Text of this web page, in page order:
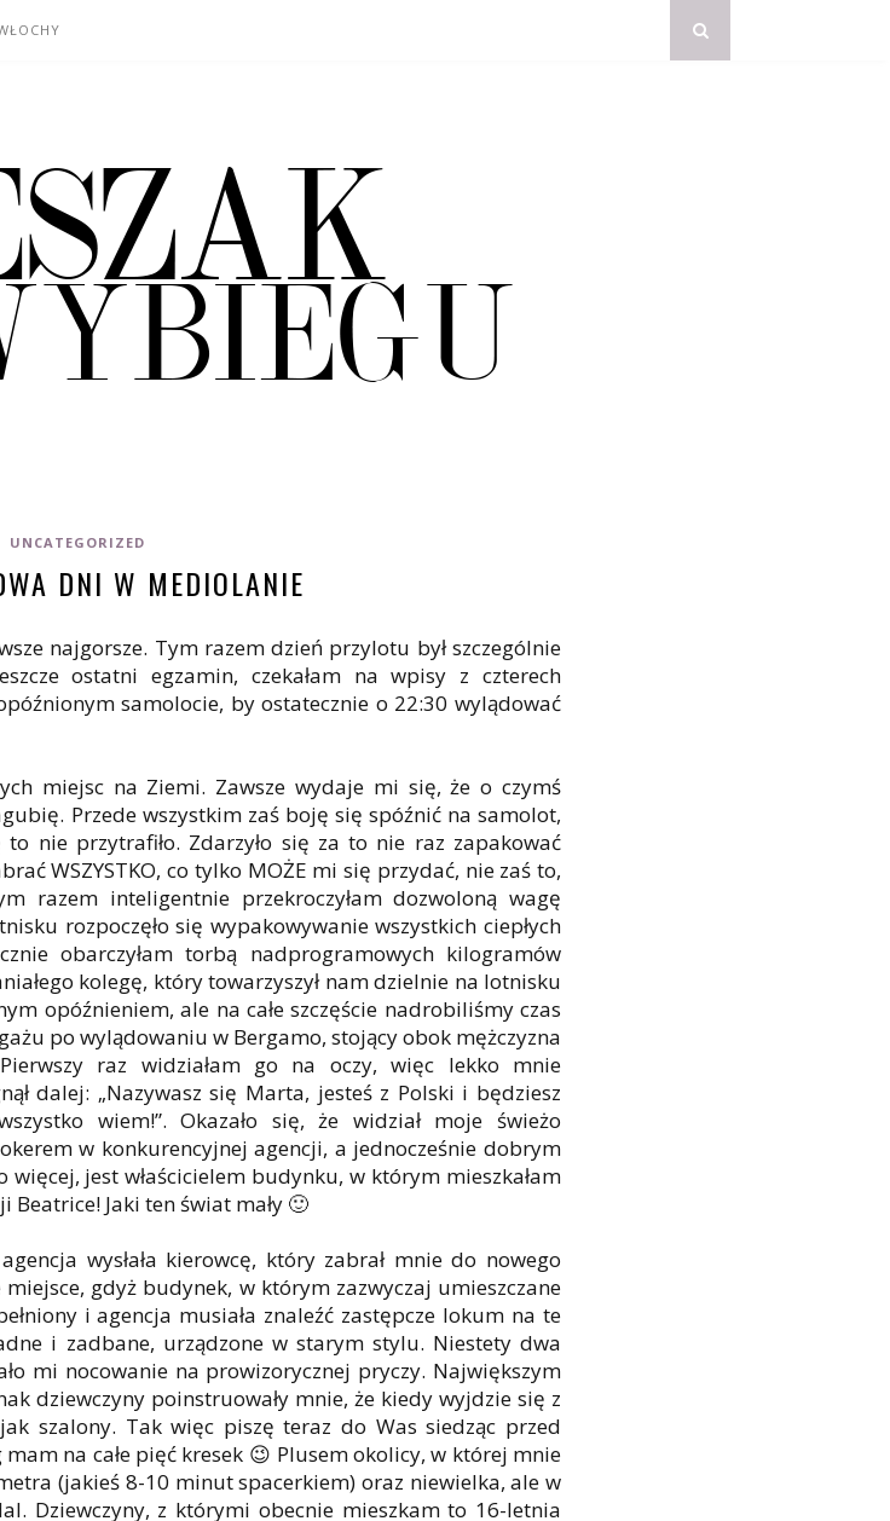
UNCATEGORIZED
DNI W MEDIOLANIE
najgorsze. Tym razem dzień przylotu był szczególnie
ostatni egzamin, czekałam na wpisy z czterech
samolocie, by ostatecznie o 22:30 wylądować
miejsc na Ziemi. Zawsze wydaje mi się, że o czymś
Przede wszystkim zaś boję się spóźnić na samolot,
nie przytrafiło. Zdarzyło się za to nie raz zapakować
WSZYSTKO, co tylko MOŻE mi się przydać, nie zaś to,
razem inteligentnie przekroczyłam dozwoloną wagę
rozpoczęło się wypakowywanie wszystkich ciepłych
obarczyłam torbą nadprogramowych kilogramów
kolegę, który towarzyszył nam dzielnie na lotnisku
opóźnieniem, ale na całe szczęście nadrobiliśmy czas
po wylądowaniu w Bergamo, stojący obok mężczyzna
Pierwszy raz widziałam go na oczy, więc lekko mnie
dalej: „Nazywasz się Marta, jesteś z Polski i będziesz
wiem!”. Okazało się, że widział moje świeżo
w konkurencyjnej agencji, a jednocześnie dobrym
jest właścicielem budynku, w którym mieszkałam
Jaki ten świat mały 🙂
wysłała kierowcę, który zabrał mnie do nowego
gdyż budynek, w którym zazwyczaj umieszczane
i agencja musiała znaleźć zastępcze lokum na te
i zadbane, urządzone w starym stylu. Niestety dwa
mi nocowanie na prowizorycznej pryczy. Największym
dziewczyny poinstruowały mnie, że kiedy wyjdzie się z
szalony. Tak więc piszę teraz do Was siedząc przed
na całe pięć kresek 😉 Plusem okolicy, w której mnie
(jakieś 8-10 minut spacerkiem) oraz niewielka, ale w
Dziewczyny, z którymi obecnie mieszkam to 16-letnia